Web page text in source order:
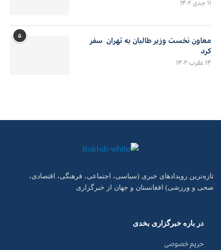
۱۱ جدی ۱۴۰۲
۵
معاون نخست وزیر طالبان به تهران سفر
کرد
۱۴ عقرب ۱۴۰۲
تازه‌ترین رویدادهای خبری (سیاسی، اجتماعی، فرهنگی، اقتصادی،
صحی و ورزشی) افغانستان و جهان از خبرگزاری
در باره خبرگزاری بخدی
حریم خصوصی